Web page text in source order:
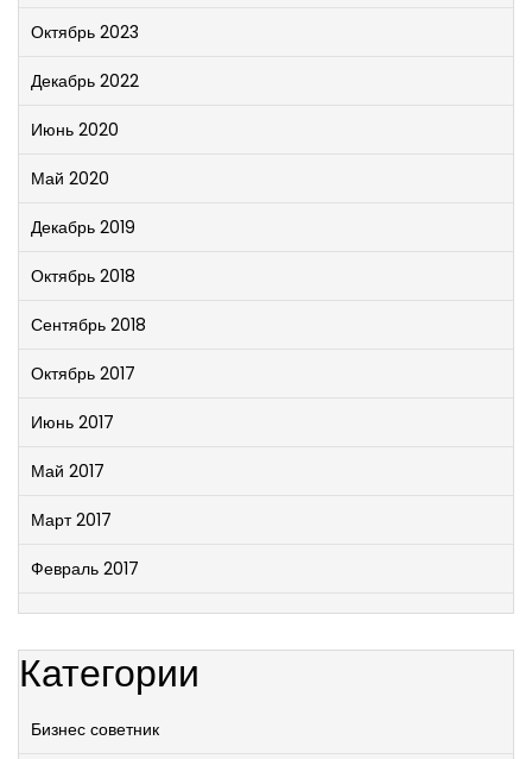
Октябрь 2023
Декабрь 2022
Июнь 2020
Май 2020
Декабрь 2019
Октябрь 2018
Сентябрь 2018
Октябрь 2017
Июнь 2017
Май 2017
Март 2017
Февраль 2017
Категории
Бизнес советник